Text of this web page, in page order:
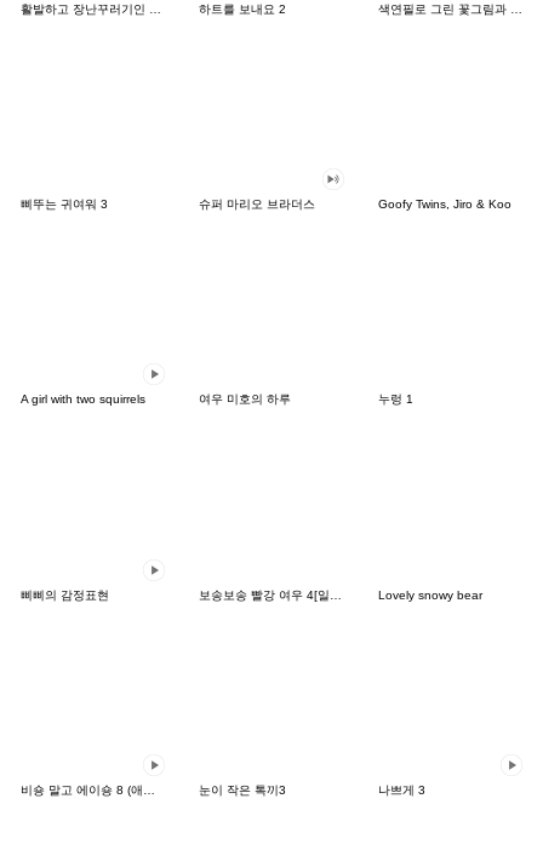
하트를 보내요 2
삐뚜는 귀여워 3 슈퍼 마리오 브라더스 Goofy Twins, Jiro & Koo
A girl with two squirrels 여우 미호의 하루 누렁 1
삐삐의 감정표현 Lovely snowy bear
눈이 작은 톡끼3 나쁘게 3